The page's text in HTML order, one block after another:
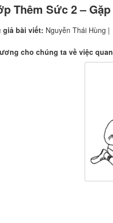
Thêm Sức 2 –
giả bài viết: Nguyễn Thái Hùng |
cho chúng ta về việc